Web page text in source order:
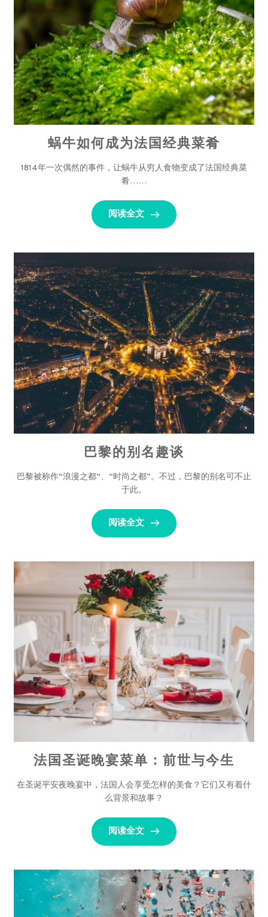
蜗牛如何成为法国经典菜肴
1814年一次偶然的事件，让蜗牛从穷人食物变成了法国经典菜
肴……
阅读全文
巴黎的别名趣谈
巴黎被称作“浪漫之都”、“时尚之都”。不过，巴黎的别名可不止
于此。
阅读全文
法国圣诞晚宴菜单：前世与今生
在圣诞平安夜晚宴中，法国人会享受怎样的美食？它们又有着什
么背景和故事？
阅读全文